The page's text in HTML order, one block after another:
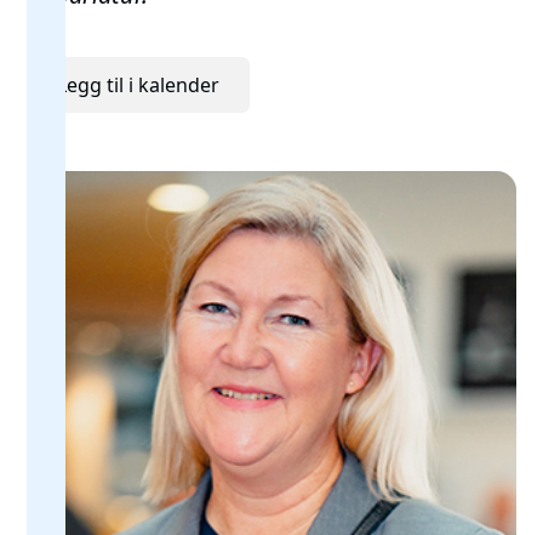
Legg til i kalender